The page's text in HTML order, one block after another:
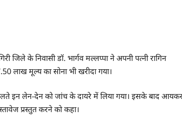
के निवासी डॉ. भार्गव मल्लप्पा ने अपनी पत्नी रागिन
लाख मूल्य का सोना भी खरीदा गया।
इन लेन-देन को जांच के दायरे में लिया गया। इसके बाद
प्रस्तुत करने को कहा।